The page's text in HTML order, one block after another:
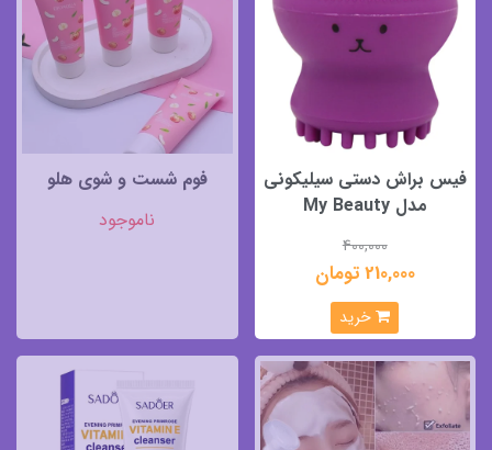
فیس براش دستی سیلیکونی
مدل My Beauty
400,000
210,000 تومان
خرید
فوم شست و شوی هلو
ناموجود